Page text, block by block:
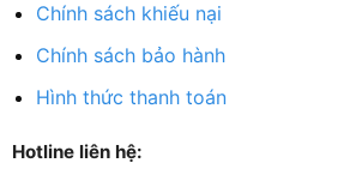
Chính sách khiếu nại
Chính sách bảo hành
Hình thức thanh toán
Hotline liên hệ: